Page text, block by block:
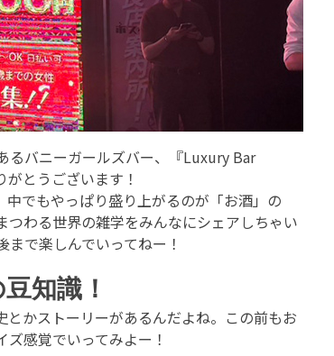
るバニーガールズバー、『Luxury Bar
とうございます！
でもやっぱり盛り上がるのが「お酒」の
わる世界の雑学をみんなにシェアしちゃい
で楽しんでいってねー！
知識！
かストーリーがあるんだよね。この前もお
感覚でいってみよー！